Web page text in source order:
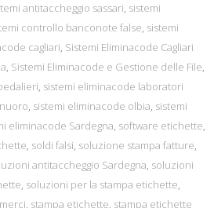
antitaccheggio sassari, sistemi
controllo banconote false, sistemi
cagliari, Sistemi Eliminacode Cagliari
, Sistemi Eliminacode e Gestione delle File,
, sistemi eliminacode laboratori
, sistemi eliminacode olbia, sistemi
eliminacode Sardegna, software etichette,
, soldi falsi, soluzione stampa fatture,
antitaccheggio Sardegna, soluzioni
, soluzioni per la stampa etichette,
, stampa etichette, stampa etichette